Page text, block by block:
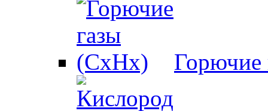
Горючие